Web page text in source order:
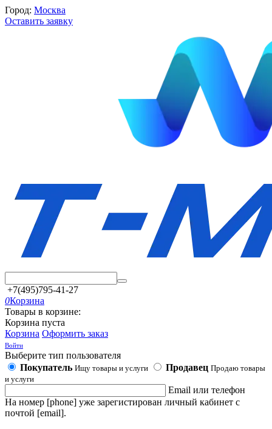
Город: Москва
Оставить заявку
+7(495)795-41-27
0Корзина
Товары в корзине:
Корзина пуста
Корзина Оформить заказ
Войти
Выберите тип пользователя
Покупатель Ищу товары и услуги Продавец Продаю товары
и услуги
Email или телефон
На номер [phone] уже зарегистирован личный кабинет с
почтой [email].